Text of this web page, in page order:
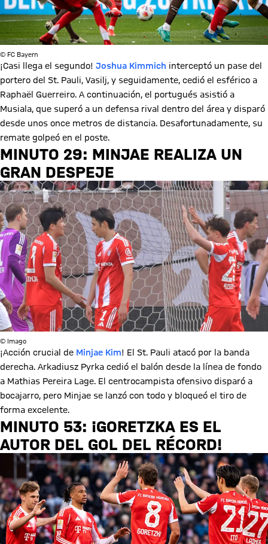
© FC Bayern
¡Casi llega el segundo! Joshua Kimmich interceptó un pase del
portero del St. Pauli, Vasilj, y seguidamente, cedió el esférico a
Raphaël Guerreiro. A continuación, el portugués asistió a
Musiala, que superó a un defensa rival dentro del área y disparó
desde unos once metros de distancia. Desafortunadamente, su
remate golpeó en el poste.
MINUTO 29: MINJAE REALIZA UN
GRAN DESPEJE
© Imago
¡Acción crucial de Minjae Kim! El St. Pauli atacó por la banda
derecha. Arkadiusz Pyrka cedió el balón desde la línea de fondo
a Mathias Pereira Lage. El centrocampista ofensivo disparó a
bocajarro, pero Minjae se lanzó con todo y bloqueó el tiro de
forma excelente.
MINUTO 53: ¡GORETZKA ES EL
AUTOR DEL GOL DEL RÉCORD!